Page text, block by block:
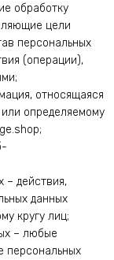
обработку
цели
персональных
(операции),
относящаяся
определяемому
– действия,
данных
кругу лиц;
– любые
персональных